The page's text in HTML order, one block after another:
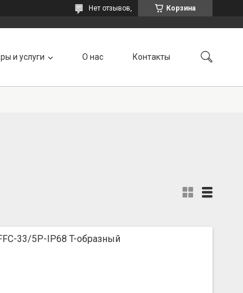
Корзина
Нет отзывов,
и услуги О нас Контакты
33/5P-IP68 T-образный